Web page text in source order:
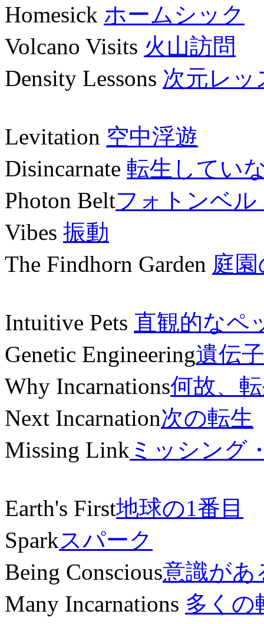
Homesick ホームシック
Volcano Visits 火山訪問
Density Lessons 次元レッ
Levitation 空中浮遊
Disincarnate 転生してい
Photon Beltフォトンベル
Vibes 振動
The Findhorn Garden 庭
Intuitive Pets 直観的なペ
Genetic Engineering遺伝
Why Incarnations何故、
Next Incarnation次の転生
Missing Link ミッシング
Earth's First地球の1番目
Sparkスパーク
Being Conscious意識があ
Many Incarnations 多くの